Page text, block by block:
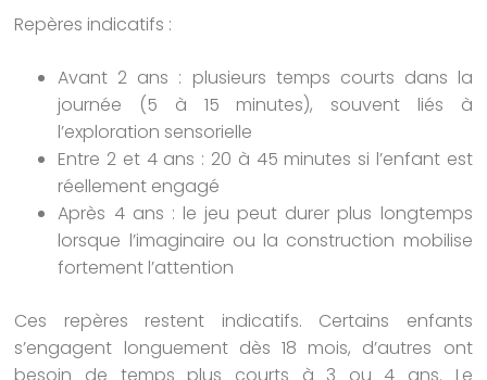
Repères indicatifs :
Avant 2 ans : plusieurs temps courts dans la
journée (5 à 15 minutes), souvent liés à
l’exploration sensorielle
Entre 2 et 4 ans : 20 à 45 minutes si l’enfant est
réellement engagé
Après 4 ans : le jeu peut durer plus longtemps
lorsque l’imaginaire ou la construction mobilise
fortement l’attention
Ces repères restent indicatifs. Certains enfants
s’engagent longuement dès 18 mois, d’autres ont